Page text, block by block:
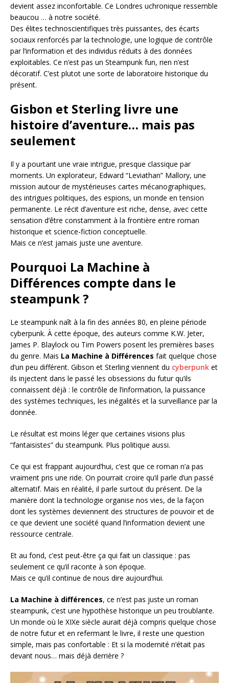
devient assez inconfortable. Ce Londres uchronique ressemble
beaucou … à notre société.
Des élites technoscientifiques très puissantes, des écarts
sociaux renforcés par la technologie, une logique de contrôle
par l’information et des individus réduits à des données
exploitables. Ce n’est pas un Steampunk fun, rien n’est
décoratif. C’est plutot une sorte de laboratoire historique du
présent.
Gisbon et Sterling livre une
histoire d’aventure… mais pas
seulement
Il y a pourtant une vraie intrigue, presque classique par
moments. Un explorateur, Edward “Leviathan” Mallory, une
mission autour de mystérieuses cartes mécanographiques,
des intrigues politiques, des espions, un monde en tension
permanente. Le récit d’aventure est riche, dense, avec cette
sensation d’être constamment à la frontière entre roman
historique et science-fiction conceptuelle.
Mais ce n’est jamais juste une aventure.
Pourquoi La Machine à
Différences compte dans le
steampunk ?
Le steampunk naît à la fin des années 80, en pleine période
cyberpunk. À cette époque, des auteurs comme K.W. Jeter,
James P. Blaylock ou Tim Powers posent les premières bases
du genre. Mais La Machine à Différences fait quelque chose
d’un peu différent. Gibson et Sterling viennent du cyberpunk et
ils injectent dans le passé les obsessions du futur qu’ils
connaissent déjà : le contrôle de l’information, la puissance
des systèmes techniques, les inégalités et la surveillance par la
donnée.
Le résultat est moins léger que certaines visions plus
“fantaisistes” du steampunk. Plus politique aussi.
Ce qui est frappant aujourd’hui, c’est que ce roman n’a pas
vraiment pris une ride. On pourrait croire qu’il parle d’un passé
alternatif. Mais en réalité, il parle surtout du présent. De la
manière dont la technologie organise nos vies, de la façon
dont les systèmes deviennent des structures de pouvoir et de
ce que devient une société quand l’information devient une
ressource centrale.
Et au fond, c’est peut-être ça qui fait un classique : pas
seulement ce qu’il raconte à son époque.
Mais ce qu’il continue de nous dire aujourd’hui.
La Machine à différences, ce n’est pas juste un roman
steampunk, c’est une hypothèse historique un peu troublante.
Un monde où le XIXe siècle aurait déjà compris quelque chose
de notre futur et en refermant le livre, il reste une question
simple, mais pas confortable : Et si la modernité n’était pas
devant nous… mais déjà derrière ?